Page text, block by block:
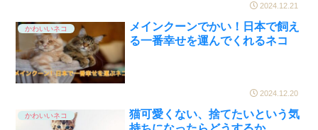
2024.12.21
かわいいネコ
メインクーンでかい！日本で飼え
る一番幸せを運んでくれるネコ
2024.12.20
かわいいネコ
猫可愛くない、捨てたいという気